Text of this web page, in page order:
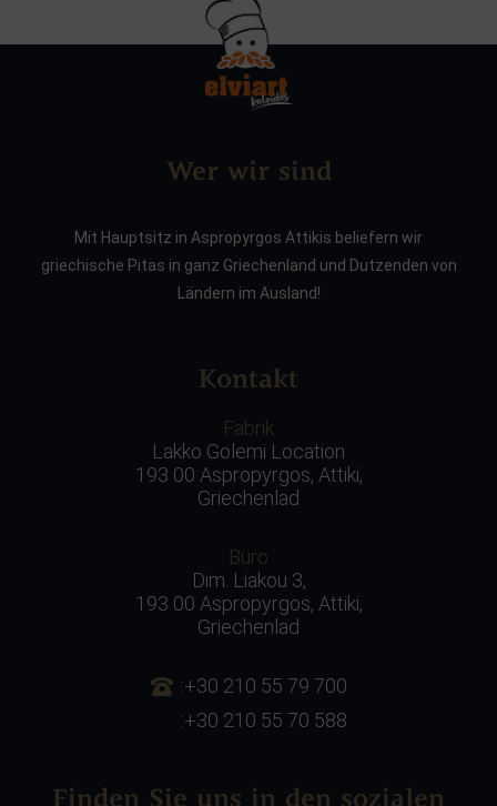
Wer wir sind
Mit Hauptsitz in Aspropyrgos Attikis beliefern wir
griechische Pitas in ganz Griechenland und Dutzenden von
Ländern im Ausland!
Kontakt
Fabrik
Lakko Golemi Location
193 00 Aspropyrgos, Attiki,
Griechenlad
Büro
Dim. Liakou 3,
193 00 Aspropyrgos, Attiki,
Griechenlad
:+30 210 55 79 700
:+30 210 55 70 588
Finden Sie uns in den sozialen